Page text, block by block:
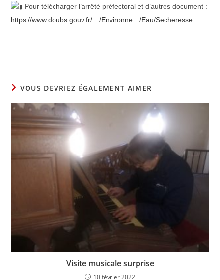
Pour télécharger l’arrêté préfectoral et d’autres document :
https://www.doubs.gouv.fr/…/Environne…/Eau/Secheresse…
VOUS DEVRIEZ ÉGALEMENT AIMER
Visite musicale surprise
10 février 2022